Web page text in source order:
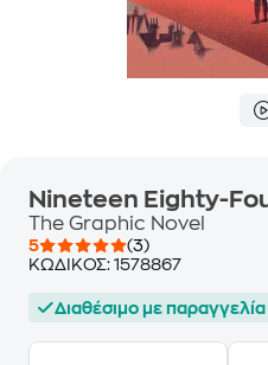
Nineteen Eighty-
The Graphic Novel
5
(3)
ΚΩΔΙΚΟΣ: 1578867
Διαθέσιμο με παραγγελία